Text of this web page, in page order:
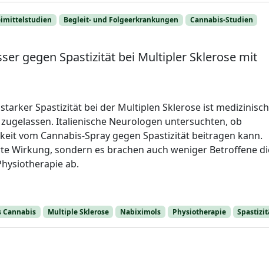
Begleit- und Folgeerkrankungen
Cannabis-Studien
gegen Spastizität bei Multipler Sklerose mit
Spastizität bei der Multiplen Sklerose ist
Italienische Neurologen untersuchten, ob
vom Cannabis-Spray gegen Spastizität beitragen kann.
Wirkung, sondern es brachen auch weniger Betroffene
ab.
Cannabis Multiple Sklerose Nabiximols Physiotherapie